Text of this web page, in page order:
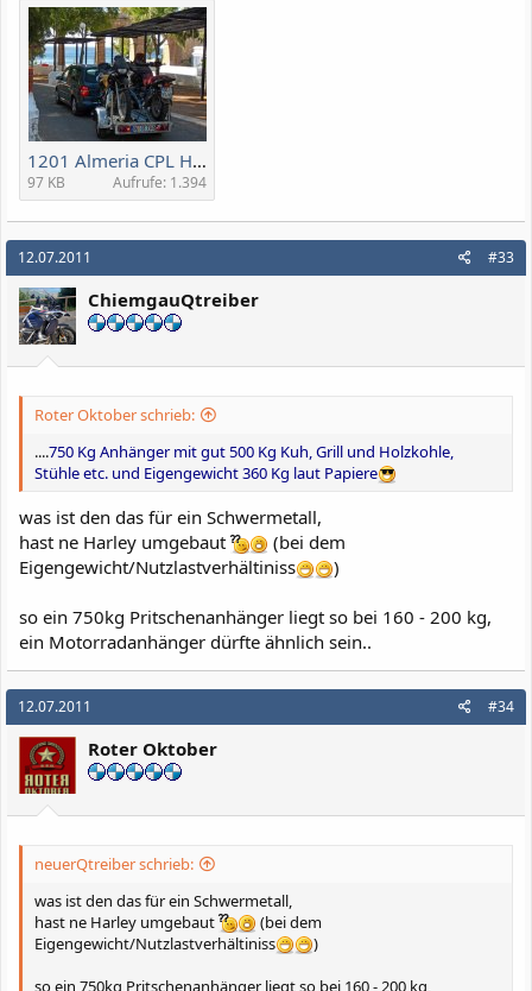
1201 Almeria CPL Heimfahrt.jpg
97 KB Aufrufe: 1.394
12.07.2011 #33
ChiemgauQtreiber
Roter Oktober schrieb:
....750 Kg Anhänger mit gut 500 Kg Kuh, Grill und Holzkohle,
Stühle etc. und Eigengewicht 360 Kg laut Papiere
was ist den das für ein Schwermetall,
hast ne Harley umgebaut
(bei dem
Eigengewicht/Nutzlastverhältiniss
)
so ein 750kg Pritschenanhänger liegt so bei 160 - 200 kg,
ein Motorradanhänger dürfte ähnlich sein..
12.07.2011 #34
Roter Oktober
neuerQtreiber schrieb:
was ist den das für ein Schwermetall,
hast ne Harley umgebaut
(bei dem
Eigengewicht/Nutzlastverhältiniss
)
so ein 750kg Pritschenanhänger liegt so bei 160 - 200 kg,